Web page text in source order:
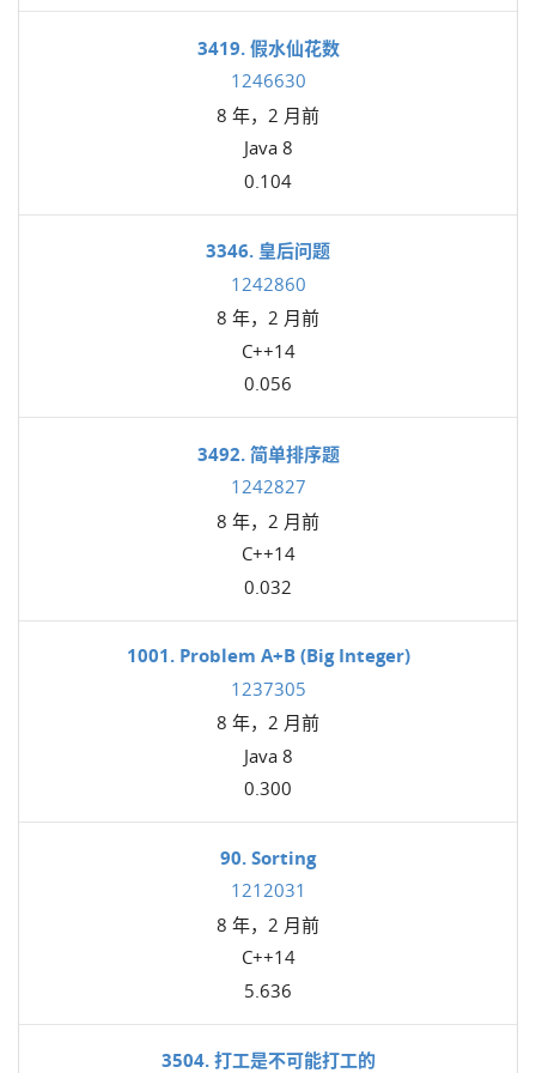
3419. 假水仙花数
1246630
8 年，2 月前
Java 8
0.104
3346. 皇后问题
1242860
8 年，2 月前
C++14
0.056
3492. 简单排序题
1242827
8 年，2 月前
C++14
0.032
1001. Problem A+B (Big Integer)
1237305
8 年，2 月前
Java 8
0.300
90. Sorting
1212031
8 年，2 月前
C++14
5.636
3504. 打工是不可能打工的